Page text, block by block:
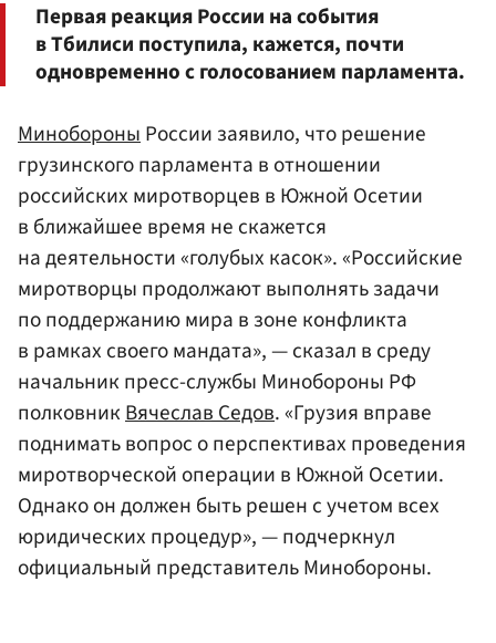
Первая реакция России на события
в Тбилиси поступила, кажется, почти
одновременно с голосованием парламента.
МинобороныРоссии заявило, что решение
грузинского парламента в отношении
российских миротворцев в Южной Осетии
в ближайшее время не скажется
на деятельности «голубых касок». «Российские
миротворцы продолжают выполнять задачи
по поддержанию мира в зоне конфликта
в рамках своего мандата», — сказал в среду
начальник пресс-службы Минобороны РФ
полковникВячеслав Седов. «Грузия вправе
поднимать вопрос о перспективах проведения
миротворческой операции в Южной Осетии.
Однако он должен быть решен с учетом всех
юридических процедур», — подчеркнул
официальный представитель Минобороны.